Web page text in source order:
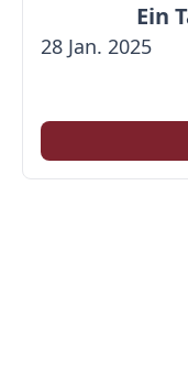
Ein
28 Jan. 2025